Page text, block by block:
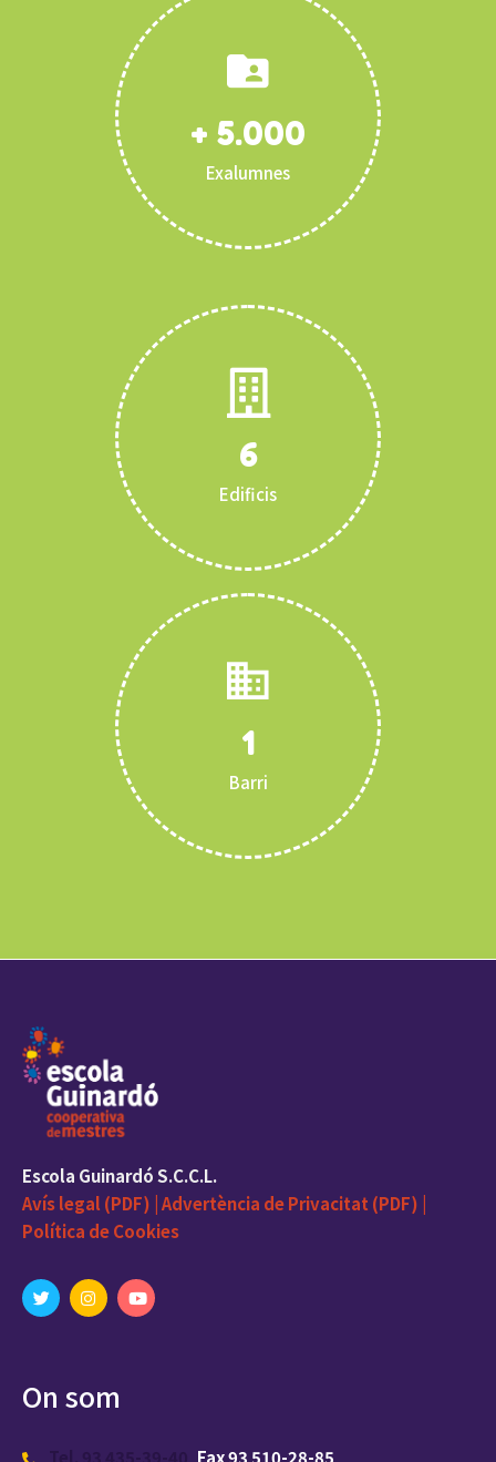
+ 5.000
Exalumnes
6
Edificis
1
Barri
Escola Guinardó S.C.C.L.
Avís legal (PDF) |Advertència de Privacitat (PDF) |
Política de Cookies
On som
Fax 93 510-28-85